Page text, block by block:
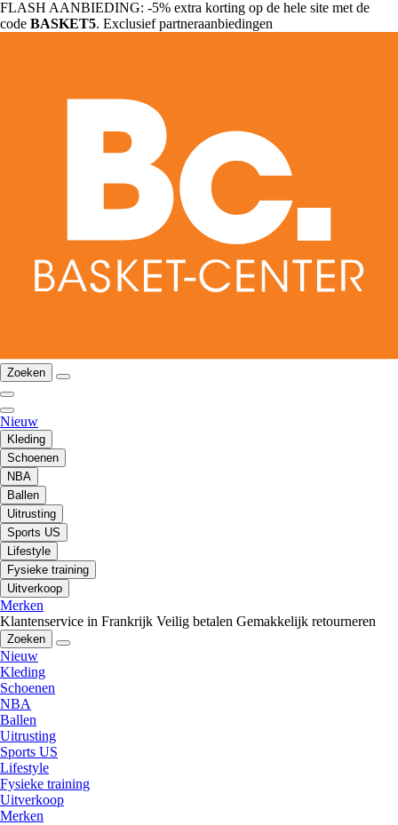
FLASH AANBIEDING: -5% extra korting op de hele site met de
code BASKET5. Exclusief partneraanbiedingen
Zoeken
Nieuw
Kleding
Schoenen
NBA
Ballen
Uitrusting
Sports US
Lifestyle
Fysieke training
Uitverkoop
Merken
Klantenservice in Frankrijk Veilig betalen Gemakkelijk retourneren
Zoeken
Nieuw
Kleding
Schoenen
NBA
Ballen
Uitrusting
Sports US
Lifestyle
Fysieke training
Uitverkoop
Merken